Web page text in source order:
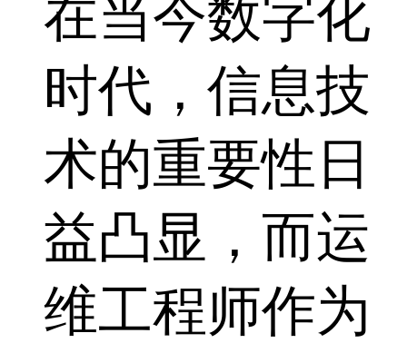
在当今数字化
时代，信息技
术的重要性日
益凸显，而运
维工程师作为